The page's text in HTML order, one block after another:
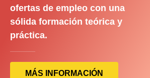
ofertas de empleo con una
sólida formación teórica y
práctica.
MÁS INFORMACIÓN